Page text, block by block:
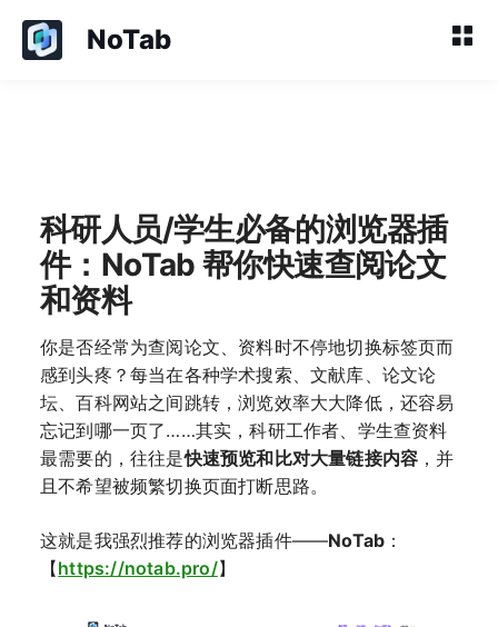
NoTab
科研人员/学生必备的浏览器插
件：NoTab 帮你快速查阅论文
和资料
你是否经常为查阅论文、资料时不停地切换标签页而
感到头疼？每当在各种学术搜索、文献库、论文论
坛、百科网站之间跳转，浏览效率大大降低，还容易
忘记到哪一页了……其实，科研工作者、学生查资料
最需要的，往往是快速预览和比对大量链接内容 ，并
且不希望被频繁切换页面打断思路。
这就是我强烈推荐的浏览器插件——NoTab ：
【https://notab.pro/】